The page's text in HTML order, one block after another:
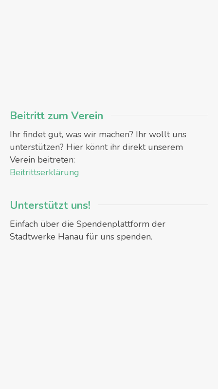
Beitritt zum Verein
Ihr findet gut, was wir machen? Ihr wollt uns
unterstützen? Hier könnt ihr direkt unserem
Verein beitreten:
Beitrittserklärung
Unterstützt uns!
Einfach über die Spendenplattform der
Stadtwerke Hanau für uns spenden.